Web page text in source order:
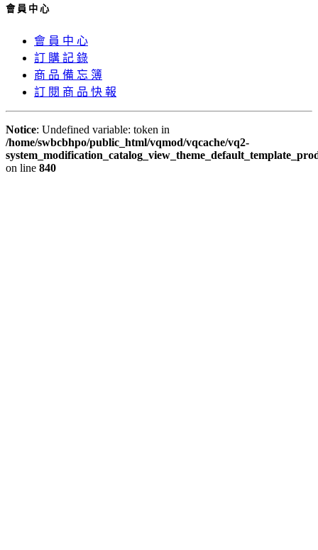
會 員 中 心
會 員 中 心
訂 購 記 錄
商 品 備 忘 簿
訂 閱 商 品 快 報
Notice: Undefined variable: token in
/home/swbcbhpo/public_html/vqmod/vqcache/vq2-
on line 840